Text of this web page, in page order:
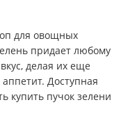
для овощных
придает любому
делая их еще
Доступная
купить пучок зелени